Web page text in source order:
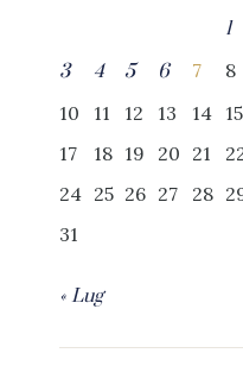
1
3
4 5 6 7 8
10
11 12 13 14 15
17
18 19 20 21
24 25 26 27 28
31
« Lug